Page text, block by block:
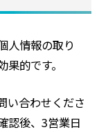
人情報の取り
的です。
い合わせくださ
認後、3営業日